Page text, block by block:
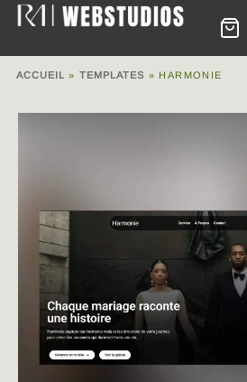
ACCUEIL »TEMPLATES » HARMONIE